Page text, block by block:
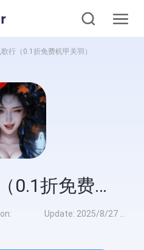
行（0.1折免费机甲关羽）
逍遥九歌行（0.1折免费机甲关羽）
Update: 2025/8/27 8:00:00